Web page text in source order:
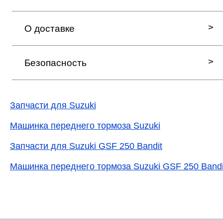
О доставке
Безопасность
Запчасти для Suzuki
Машинка переднего тормоза Suzuki
Запчасти для Suzuki GSF 250 Bandit
Машинка переднего тормоза Suzuki GSF 250